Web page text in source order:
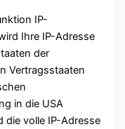
IP-
Ihre IP-Adresse
der
Vertragsstaaten
in die USA
die volle IP-Adresse